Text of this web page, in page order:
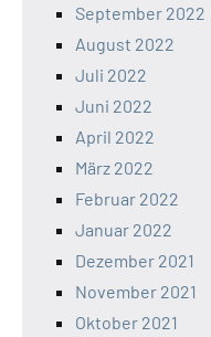
September 2022
August 2022
Juli 2022
Juni 2022
April 2022
März 2022
Februar 2022
Januar 2022
Dezember 2021
November 2021
Oktober 2021